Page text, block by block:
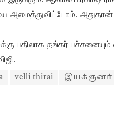
அதுதான்
பதிலாக தங்கர்
velli thirai இயக்குனர்